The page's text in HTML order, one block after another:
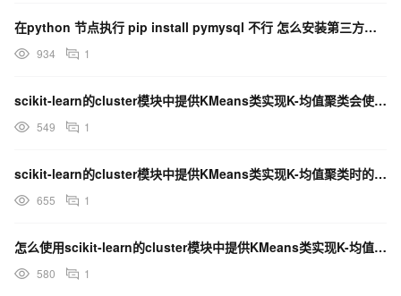
在python 节点执行 pip install pymysql 不行 怎么安装第三方模块呢
934 1
scikit-learn的cluster模块中提供KMeans类实现K-均值聚类会使用什么参数？
549 1
scikit-learn的cluster模块中提供KMeans类实现K-均值聚类时的init
655 1
怎么使用scikit-learn的cluster模块中提供KMeans类实现K-均值聚类呢？
580 1